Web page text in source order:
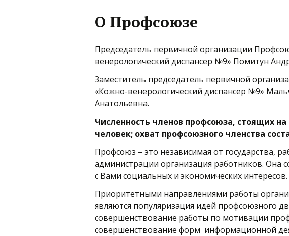
О Профсоюзе
Председатель первичной организации
венерологический диспансер №9» Помитун
Заместитель председатель первичной
«Кожно-венерологический диспансер №9»
Анатольевна.
Численность членов профсоюза, стоящих
человек; охват профсоюзного членства
Профсоюз – это независимая от государства,
администрации организация работников. Она
с Вами социальных и экономических интересов.
Приоритетными направлениями работы
являются популяризация идей профсоюзного
совершенствование работы по мотивации
совершенствование форм информационной